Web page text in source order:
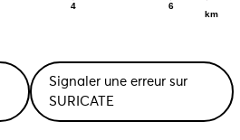
4 6
km
Signaler une erreur sur
SURICATE